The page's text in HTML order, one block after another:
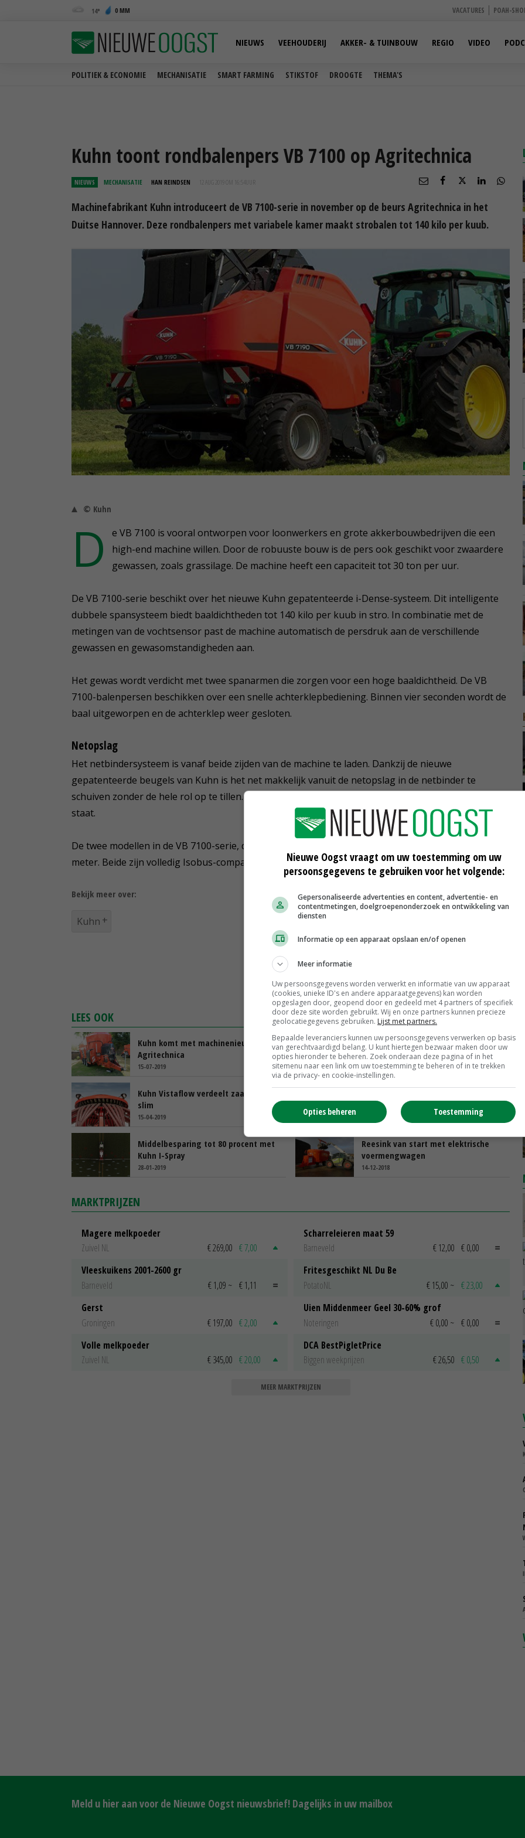
14 0 MM VACATURES POAH-
POLITIEK & ECONOMIE MECHANISATIE SMART FARMING STIKSTOF DROOGTE THEMA'S
NIEUWS VEEHOUDERIJ AKKER- & TUINBOUW REGIO VIDEO
Kuhn toont rondbalenpers VB 7100 op Agritechnica
NIEUWS MECHANISATIE HAN REINDSEN 12 AUG 2019 OM 16:54
Machinefabrikant Kuhn introduceert de VB 7100-serie in november op de beurs Agritechnica in het
Duitse Hannover. Deze rondbalenpers met variabele kamer maakt strobalen tot 140 kilo per kuub.
© Kuhn
D
e VB 7100 is vooral ontworpen voor loonwerkers en grote akkerbouwbedrijven die een
high-end machine willen. Door de robuuste bouw is de pers ook geschikt voor zwaardere
gewassen, zoals grassilage. De machine heeft een capaciteit tot 30 ton per uur.
De VB 7100-serie beschikt over het nieuwe Kuhn gepatenteerde i-Dense-systeem. Dit intelligente
dubbele spansysteem biedt baaldichtheden tot 140 kilo per kuub in stro. In combinatie met de
metingen van de vochtsensor past de machine automatisch de persdruk aan de verschillende
gewassen en gewasomstandigheden aan.
Het gewas wordt verdicht met twee spanarmen die zorgen voor een hoge baaldichtheid. De VB
7100-balenpersen beschikken over een snelle achterklepbediening. Binnen vier seconden wordt de
baal uitgeworpen en de achterklep weer gesloten.
Netopslag
Het netbindersysteem is vanaf beide zijden van de machine te laden. Dankzij de nieuwe
gepatenteerde beugels van Kuhn is het net makkelijk vanuit de netopslag in de netbinder te
schuiven zonder de hele rol op te tillen. De chauffeur kan de rol laden, terwijl hij veilig op de grond
staat.
De twee modellen in de VB 7100-serie, de 7160 en 7190, produceren ronde balen van 1,60 en 1,85
meter. Beide zijn volledig Isobus-compatibel.
Bekijk meer over:
Kuhn
LEES OOK
Kuhn komt met machinenieuws voor
Agritechnica
15-07-2019
Weevers wordt dealer van Kuhn en
Rauch in Flevoland
15-07-2019
Kuhn Vistaflow verdeelt zaaizaad
slim
15-04-2019
Autospray
06-02-2019
Middelbesparing tot 80 procent met
Kuhn I-Spray
28-01-2019
Reesink van start met elektrische
voermengwagen
14-12-2018
MARKTPRIJZEN
Magere melkpoeder
Zuivel NL
€ 269,00 € 7,00
Vleeskuikens 2001-2600 gr
Barneveld
€ 1,09 ~ € 1,11
Gerst
Groningen
€ 197,00 € 2,00
Volle melkpoeder
Zuivel NL
€ 345,00 € 20,00
Scharreleieren maat 59
Barneveld
€ 12,00 € 0,00
Fritesgeschikt NL Du Be
PotatoNL
€ 15,00 ~ € 23,00
Uien Middenmeer Geel 30-60% grof
Noteringen
€ 0,00 ~ € 0,00
DCA BestPigletPrice
Biggen weekprijzen
€ 26,50 € 0,50
MEER MARKTPRIJZEN
Meld u hier aan voor de Nieuwe Oogst nieuwsbrief! Dagelijks in uw mailbox
Nieuwe Oogst vraagt om uw toestemming om uw
persoonsgegevens te gebruiken voor het volgende:
Gepersonaliseerde advertenties en content, advertentie- en
contentmetingen, doelgroepenonderzoek en ontwikkeling van
diensten
Informatie op een apparaat opslaan en/of openen
Meer informatie
Uw persoonsgegevens worden verwerkt en informatie van uw apparaat
(cookies, unieke ID's en andere apparaatgegevens) kan worden
opgeslagen door, geopend door en gedeeld met 4 partners of specifiek
door deze site worden gebruikt. Wij en onze partners kunnen precieze
geolocatiegegevens gebruiken. Lijst met partners.
Bepaalde leveranciers kunnen uw persoonsgegevens verwerken op basis
van gerechtvaardigd belang. U kunt hiertegen bezwaar maken door uw
opties hieronder te beheren. Zoek onderaan deze pagina of in het
sitemenu naar een link om uw toestemming te beheren of in te trekken
via de privacy- en cookie-instellingen.
Toestemming
Opties beheren